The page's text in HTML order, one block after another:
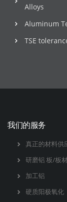
Alloys
Aluminum
TSE
我们的服务
真正的材料供
研磨铝 板/板
加工铝
硬质阳极氧化